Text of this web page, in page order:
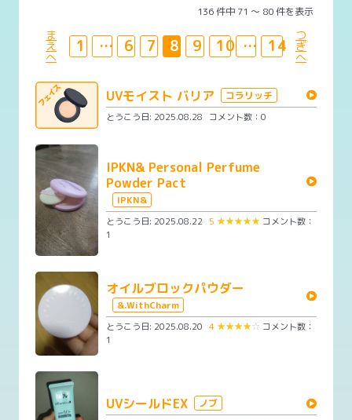
136 件中 71 〜 80 件を表示
ま
え
へ
1 … 6 7 8 9 10 … 14
つ
ぎ
へ
UVモイスト バリア コラリッチ
とうこう日: 2025.08.28 コメント数：0
IPKN& Personal Perfume
Powder Pact
IPKN&
とうこう日: 2025.08.22 5 ★★★★★ コメント数：
1
オイルブロックパウダー
&.WithCharm
とうこう日: 2025.08.20 4 ★★★★☆ コメント数：
1
UVシールドEX ノブ